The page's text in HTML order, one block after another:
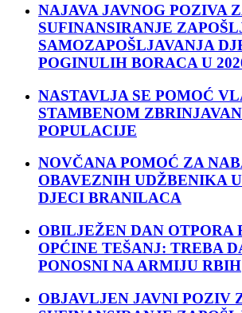
NAJAVA JAVNOG POZIVA
SUFINANSIRANJE
SAMOZAPOŠLJAVANJA
POGINULIH BORACA U
NASTAVLJA SE POMOĆ
STAMBENOM
POPULACIJE
NOVČANA POMOĆ ZA
OBAVEZNIH UDŽBENIKA
DJECI BRANILACA
OBILJEŽEN DAN OTPORA
OPĆINE TEŠANJ: TREBA
PONOSNI NA ARMIJU RBIH
OBJAVLJEN JAVNI POZIV